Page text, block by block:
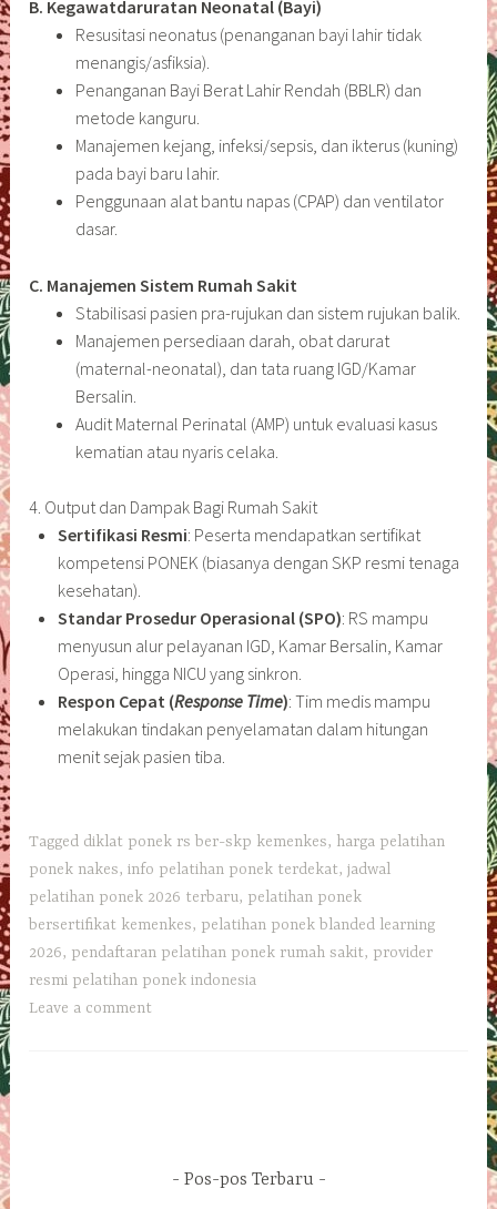
B. Kegawatdaruratan Neonatal (Bayi)
Resusitasi neonatus (penanganan bayi lahir tidak
menangis/asfiksia).
Penanganan Bayi Berat Lahir Rendah (BBLR) dan
metode kanguru.
Manajemen kejang, infeksi/sepsis, dan ikterus (kuning)
pada bayi baru lahir.
Penggunaan alat bantu napas (CPAP) dan ventilator
dasar.
C. Manajemen Sistem Rumah Sakit
Stabilisasi pasien pra-rujukan dan sistem rujukan balik.
Manajemen persediaan darah, obat darurat
(maternal-neonatal), dan tata ruang IGD/Kamar
Bersalin.
Audit Maternal Perinatal (AMP) untuk evaluasi kasus
kematian atau nyaris celaka.
4. Output dan Dampak Bagi Rumah Sakit
Sertifikasi Resmi: Peserta mendapatkan sertifikat
kompetensi PONEK (biasanya dengan SKP resmi tenaga
kesehatan).
Standar Prosedur Operasional (SPO): RS mampu
menyusun alur pelayanan IGD, Kamar Bersalin, Kamar
Operasi, hingga NICU yang sinkron.
Respon Cepat (Response Time): Tim medis mampu
melakukan tindakan penyelamatan dalam hitungan
menit sejak pasien tiba.
Tagged diklat ponek rs ber-skp kemenkes, harga pelatihan
ponek nakes,info pelatihan ponek terdekat,jadwal
pelatihan ponek 2026 terbaru, pelatihan ponek
bersertifikat kemenkes, pelatihan ponek blanded learning
2026, pendaftaran pelatihan ponek rumah sakit, provider
resmi pelatihan ponek indonesia
Leave a comment
Pos-pos Terbaru